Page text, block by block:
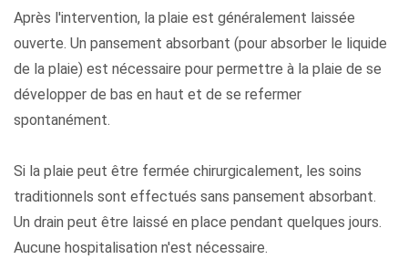
Après l'intervention, la plaie est généralement laissée
ouverte. Un pansement absorbant (pour absorber le liquide
de la plaie) est nécessaire pour permettre à la plaie de se
développer de bas en haut et de se refermer
spontanément.
Si la plaie peut être fermée chirurgicalement, les soins
traditionnels sont effectués sans pansement absorbant.
Un drain peut être laissé en place pendant quelques jours.
Aucune hospitalisation n'est nécessaire.